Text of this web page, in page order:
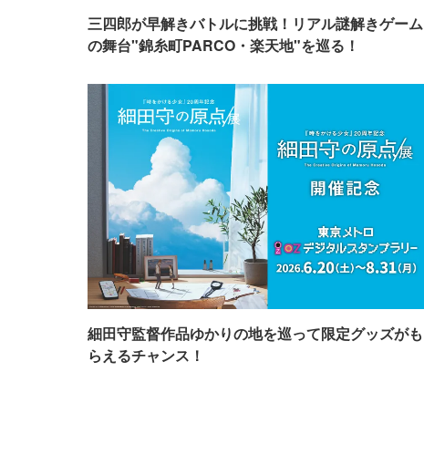
三四郎が早解きバトルに挑戦！リアル謎解きゲーム
の舞台"錦糸町PARCO・楽天地"を巡る！
細田守監督作品ゆかりの地を巡って限定グッズがも
らえるチャンス！